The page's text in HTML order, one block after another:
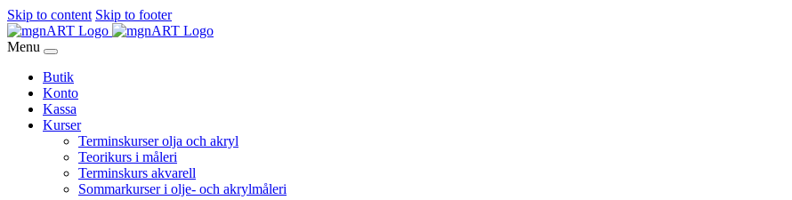
Skip to content Skip to footer
Menu
Butik
Konto
Kassa
Kurser
Terminskurser olja och akryl
Teorikurs i måleri
Terminskurs akvarell
Sommarkurser i olje- och akrylmåleri